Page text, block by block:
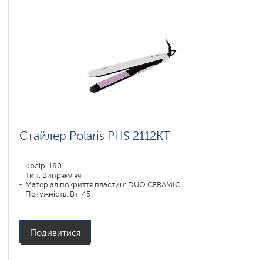
Стайлер Polaris PHS 2112KT
Колір: 180
Тип: Випрямляч
Матеріал покриття пластин: DUO CERAMIC
Потужність, Вт: 45
Подивитися